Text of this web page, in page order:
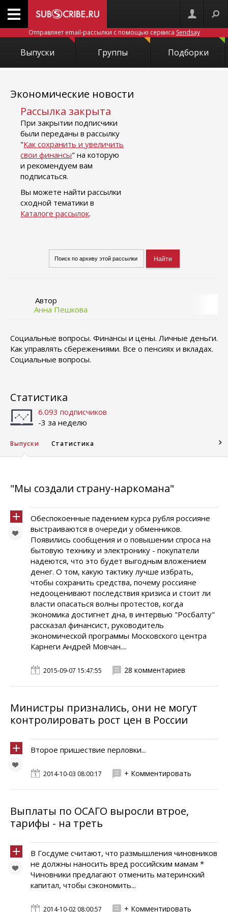
Отправляет email-рассылки с помощью сервиса Sendsay
Выпуски Группы Подборки
Экономические новости
Рассылка закрыта
При закрытии подписчики
были переданы в рассылку
"Как сохранить и увеличить
свои финансы" на которую
и рекомендуем вам
подписаться.
Вы можете найти рассылки
сходной тематики в
Каталоге рассылок.
Автор
Анна Пешкова
Социальные вопросы. Финансы и цены. Личные деньги.
Как управлять сбережениями. Все о пенсиях и вкладах.
Социальные вопросы.
Статистика
6.093 подписчиков
-3 за неделю
Выпуски Статистика
"Мы создали страну-наркомана"
Обеспокоенные падением курса рубля россияне
выстраиваются в очереди у обменников.
Появились сообщения и о повышении спроса на
бытовую технику и электронику - покупатели
надеются, что это будет выгодным вложением
денег. О том, какую тактику лучше избрать,
чтобы сохранить средства, почему россияне
недооценивают последствия кризиса и стоит ли
власти опасаться волны протестов, когда
экономика достигнет дна, в интервью "Росбалту"
рассказал финансист, руководитель
экономической программы Московского центра
Карнеги Андрей Мовчан....
2015-09-07 15:47:55 28 комментариев
Министры признались, они не могут
контролировать рост цен в России
Второе пришествие перловки...
2014-10-03 08:00:17 + Комментировать
Выплаты по ОСАГО выросли втрое,
тарифы - на треть
В Госдуме считают, что размышления чиновников
не должны наносить вред российским мамам *
Чиновники предлагают отменить материнский
капитал, чтобы сэкономить...
2014-10-02 08:00:57 + Комментировать